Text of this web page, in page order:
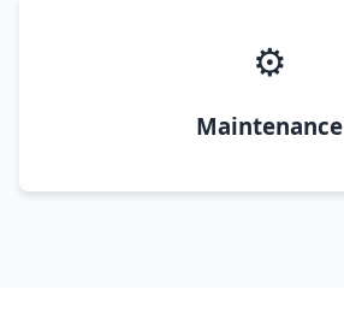
⚙️
Maintenance